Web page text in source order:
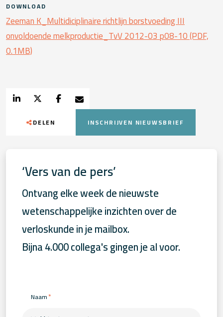
DOWNLOAD
Zeeman K_Multidiciplinaire richtlijn borstvoeding III
onvoldoende melkproductie_TvV 2012-03 p08-10 (PDF,
0.1MB)
DELEN INSCHRIJVEN NIEUWSBRIEF
‘Vers van de pers’
Ontvang elke week de nieuwste
wetenschappelijke inzichten over de
verloskunde in je mailbox.
Bijna 4.000 collega's gingen je al voor.
Naam*